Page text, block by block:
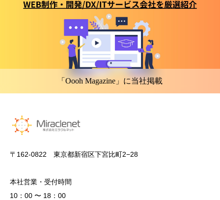
「Oooh Magazine」に当社掲載
〒162-0822 東京都新宿区下宮比町2−28
本社営業・受付時間
10：00 〜 18：00